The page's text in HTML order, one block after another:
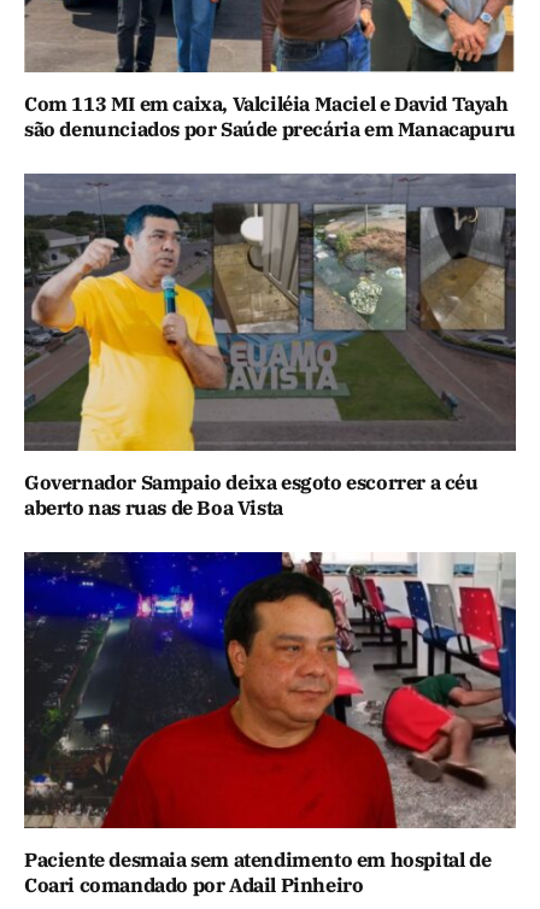
Com 113 MI em caixa, Valciléia Maciel e David Tayah
são denunciados por Saúde precária em Manacapuru
Governador Sampaio deixa esgoto escorrer a céu
aberto nas ruas de Boa Vista
Paciente desmaia sem atendimento em hospital de
Coari comandado por Adail Pinheiro